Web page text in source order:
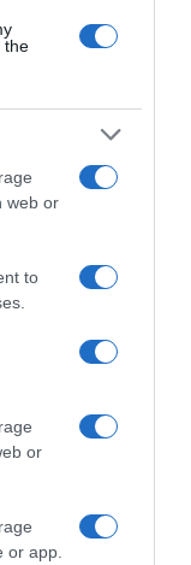
the
web or
to
or
or app.